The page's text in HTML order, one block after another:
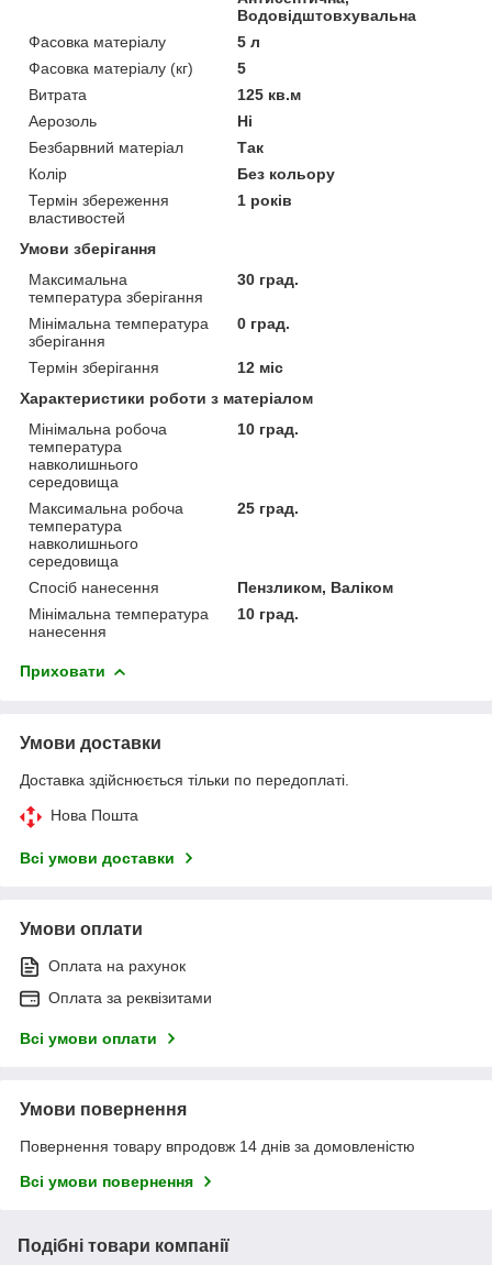
Водовідштовхувальна
Фасовка матеріалу
5 л
Фасовка матеріалу (кг)
5
Витрата
125 кв.м
Аерозоль
Ні
Безбарвний матеріал
Так
Колір
Без кольору
Термін збереження
властивостей
1 років
Умови зберігання
Максимальна
температура зберігання
30 град.
Мінімальна температура
зберігання
0 град.
Термін зберігання
12 міс
Характеристики роботи з матеріалом
Мінімальна робоча
температура
навколишнього
середовища
10 град.
Максимальна робоча
температура
навколишнього
середовища
25 град.
Спосіб нанесення
Пензликом, Валіком
Мінімальна температура
нанесення
10 град.
Приховати
Умови доставки
Доставка здійснюється тільки по передоплаті.
Нова Пошта
Всі умови доставки
Умови оплати
Оплата на рахунок
Оплата за реквізитами
Всі умови оплати
Умови повернення
Повернення товару впродовж 14 днів за домовленістю
Всі умови повернення
Подібні товари компанії